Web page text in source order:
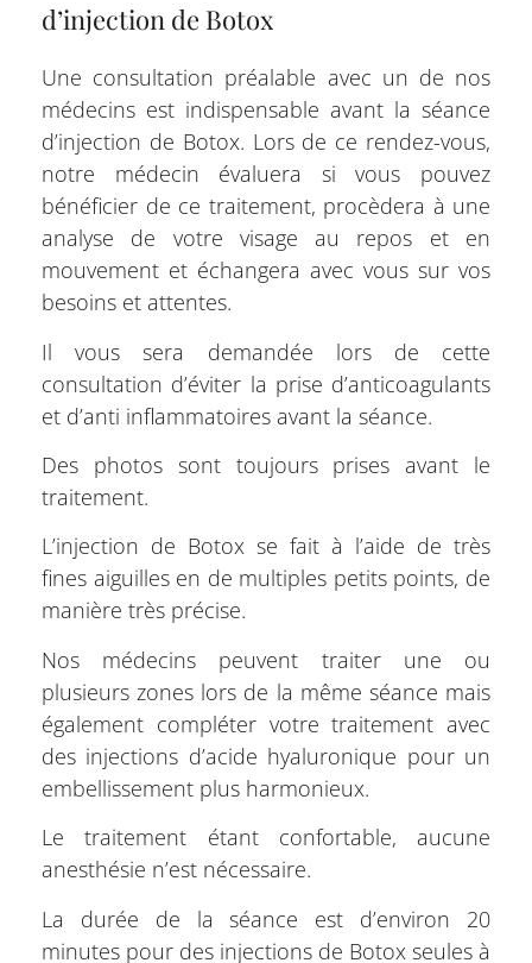
d’injection de Botox
Une consultation préalable avec un de nos
médecins est indispensable avant la séance
d’injection de Botox. Lors de ce rendez-vous,
notre médecin évaluera si vous pouvez
bénéficier de ce traitement, procèdera à une
analyse de votre visage au repos et en
mouvement et échangera avec vous sur vos
besoins et attentes.
Il vous sera demandée lors de cette
consultation d’éviter la prise d’anticoagulants
et d’anti inflammatoires avant la séance.
Des photos sont toujours prises avant le
traitement.
L’injection de Botox se fait à l’aide de très
fines aiguilles en de multiples petits points, de
manière très précise.
Nos médecins peuvent traiter une ou
plusieurs zones lors de la même séance mais
également compléter votre traitement avec
des injections d’acide hyaluronique pour un
embellissement plus harmonieux.
Le traitement étant confortable, aucune
anesthésie n’est nécessaire.
La durée de la séance est d’environ 20
minutes pour des injections de Botox seules à